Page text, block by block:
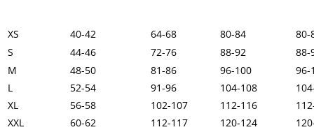
XS 40-42 64-68 80-84
80-
S
44-46 72-76 88-92
88-
M
48-50 81-86 96-100
96-
L
52-54 91-96 104-108
XL
56-58 102-107 112-116
XXL
60-62 112-117 120-124